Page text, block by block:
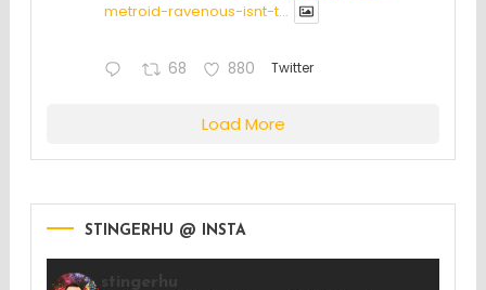
metroid-ravenous-isnt-t...
68 880 Twitter
Load More
STINGERHU @ INSTA